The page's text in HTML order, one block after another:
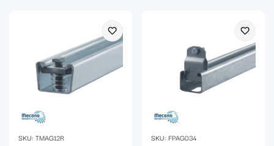
SKU: TMAG12R SKU: FPAG034